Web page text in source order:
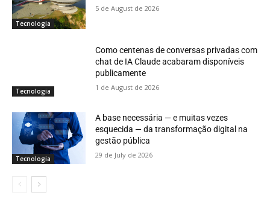
Tecnologia
5 de August de 2026
Tecnologia
Como centenas de conversas privadas com
chat de IA Claude acabaram disponíveis
publicamente
1 de August de 2026
Tecnologia
A base necessária — e muitas vezes
esquecida — da transformação digital na
gestão pública
29 de July de 2026